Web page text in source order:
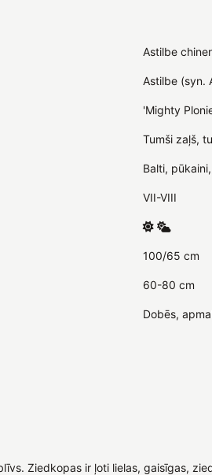
Astilbe
Astilbe (syn.
'Mighty
Tumši zaļš,
Balti,
VII-VIII
100/65 cm
60-80 cm
Dobēs,
Ziedkopas ir ļoti lielas, gaisīgas,